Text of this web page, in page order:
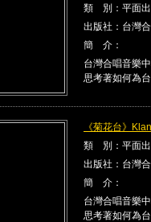
類 別：平面
出版社：台灣
簡 介：
台灣合唱音樂
思考著如何為
《菊花台》
類 別：平面
出版社：台灣
簡 介：
台灣合唱音樂
思考著如何為